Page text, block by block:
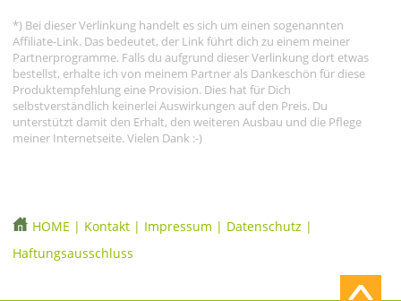
*) Bei dieser Verlinkung handelt es sich um einen sogenannten
Affiliate-Link. Das bedeutet, der Link führt dich zu einem meiner
Partnerprogramme. Falls du aufgrund dieser Verlinkung dort etwas
bestellst, erhalte ich von meinem Partner als Dankeschön für diese
Produktempfehlung eine Provision. Dies hat für Dich
selbstverständlich keinerlei Auswirkungen auf den Preis. Du
unterstützt damit den Erhalt, den weiteren Ausbau und die Pflege
meiner Internetseite. Vielen Dank :-)
HOME | Kontakt | Impressum | Datenschutz |
Haftungsausschluss